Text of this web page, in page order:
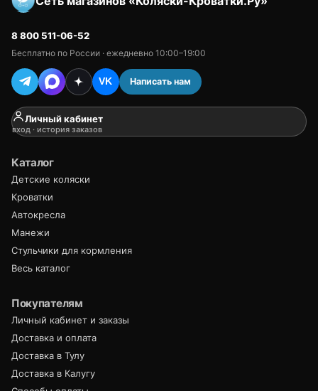
8 800 511-06-52
Бесплатно по России · ежедневно 10:00–19:00
VK Написать нам
Личный кабинет
вход · история заказов
Каталог
Детские коляски
Кроватки
Автокресла
Манежи
Стульчики для кормления
Весь каталог
Покупателям
Личный кабинет и заказы
Доставка и оплата
Доставка в Тулу
Доставка в Калугу